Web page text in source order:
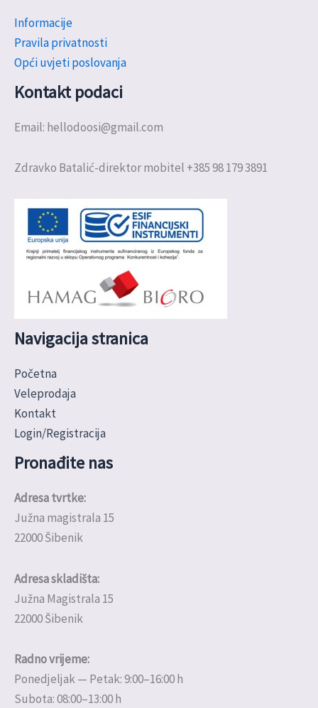
Informacije
Pravila privatnosti
Opći uvjeti poslovanja
Kontakt podaci
Email: hellodoosi@gmail.com
Zdravko Batalić-direktor mobitel +385 98 179 3891
Navigacija stranica
Početna
Veleprodaja
Kontakt
Login/Registracija
Pronađite nas
Adresa tvrtke:
Južna magistrala 15
22000 Šibenik
Adresa skladišta:
Južna Magistrala 15
22000 Šibenik
Radno vrijeme:
Ponedjeljak — Petak: 9:00–16:00 h
Subota: 08:00–13:00 h